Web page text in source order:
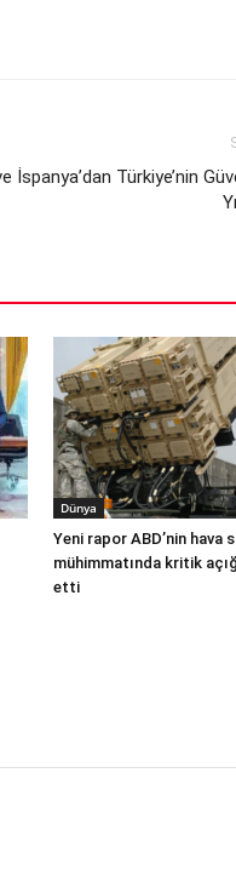
İspanya’dan Türkiye’nin
Dünya
Yeni rapor ABD’nin hava
mühimmatında kritik
etti